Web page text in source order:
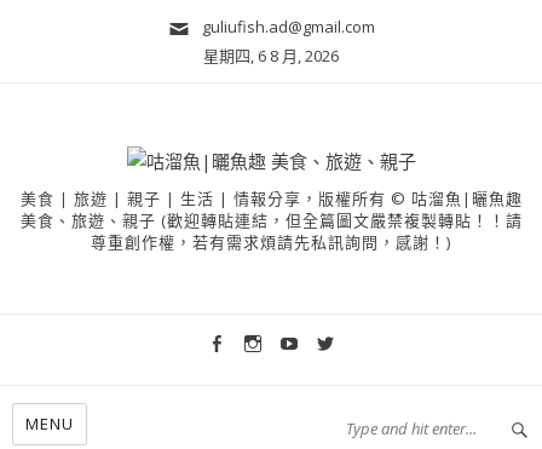
guliufish.ad@gmail.com
星期四, 6 8 月, 2026
美食 | 旅遊 | 親子 | 生活 | 情報分享，版權所有 © 咕溜魚|曬魚趣
美食、旅遊、親子 (歡迎轉貼連結，但全篇圖文嚴禁複製轉貼！！請
尊重創作權，若有需求煩請先私訊詢問，感謝！)
MENU